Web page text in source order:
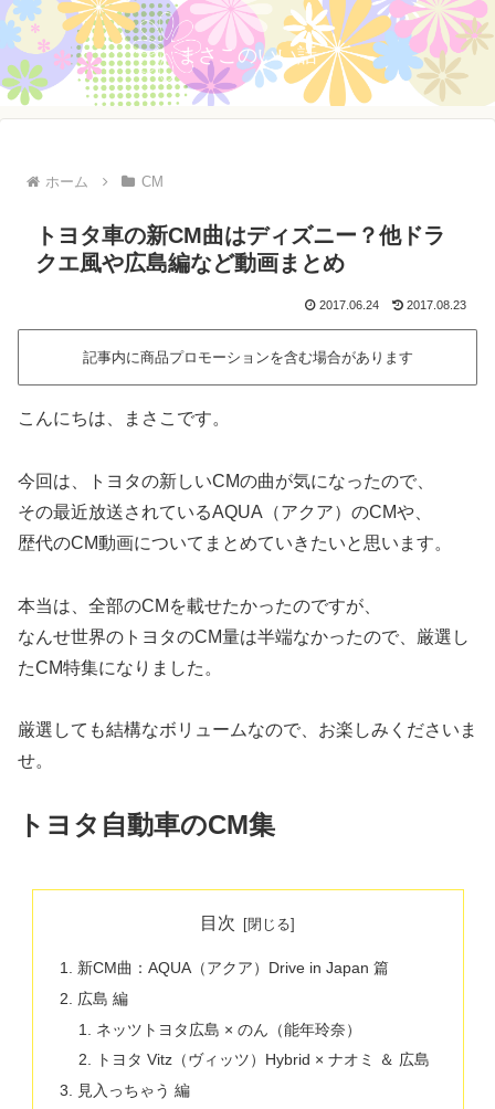
まさこのいい話
ホーム CM
トヨタ車の新CM曲はディズニー？他ドラ
クエ風や広島編など動画まとめ
2017.06.24 2017.08.23
記事内に商品プロモーションを含む場合があります
こんにちは、まさこです。
今回は、トヨタの新しいCMの曲が気になったので、
その最近放送されているAQUA（アクア）のCMや、
歴代のCM動画についてまとめていきたいと思います。
本当は、全部のCMを載せたかったのですが、
なんせ世界のトヨタのCM量は半端なかったので、厳選し
たCM特集になりました。
厳選しても結構なボリュームなので、お楽しみくださいま
せ。
トヨタ自動車のCM集
目次
新CM曲：AQUA（アクア）Drive in Japan 篇
広島 編
ネッツトヨタ広島 × のん（能年玲奈）
トヨタ Vitz（ヴィッツ）Hybrid × ナオミ ＆ 広島
見入っちゃう 編